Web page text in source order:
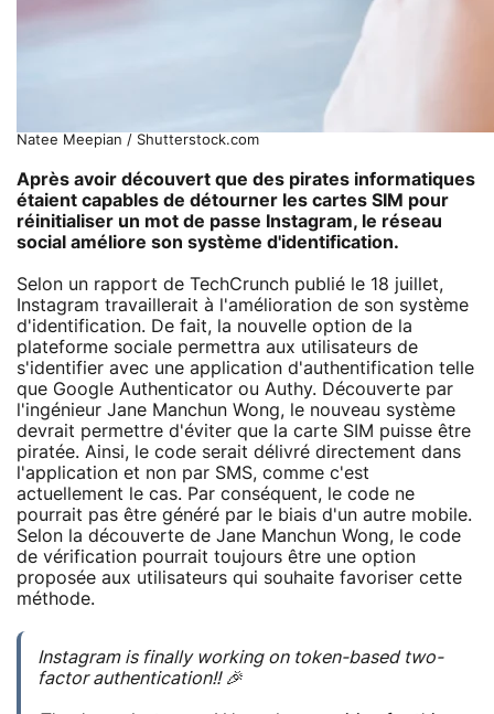
Natee Meepian / Shutterstock.com
Après avoir découvert que des pirates informatiques
étaient capables de détourner les cartes SIM pour
réinitialiser un mot de passe Instagram, le réseau
social améliore son système d'identification.
Selon un rapport de TechCrunch publié le 18 juillet,
Instagram travaillerait à l'amélioration de son système
d'identification. De fait, la nouvelle option de la
plateforme sociale permettra aux utilisateurs de
s'identifier avec une application d'authentification telle
que Google Authenticator ou Authy. Découverte par
l'ingénieur Jane Manchun Wong, le nouveau système
devrait permettre d'éviter que la carte SIM puisse être
piratée. Ainsi, le code serait délivré directement dans
l'application et non par SMS, comme c'est
actuellement le cas. Par conséquent, le code ne
pourrait pas être généré par le biais d'un autre mobile.
Selon la découverte de Jane Manchun Wong, le code
de vérification pourrait toujours être une option
proposée aux utilisateurs qui souhaite favoriser cette
méthode.
Instagram is finally working on token-based two-
factor authentication!! 🎉